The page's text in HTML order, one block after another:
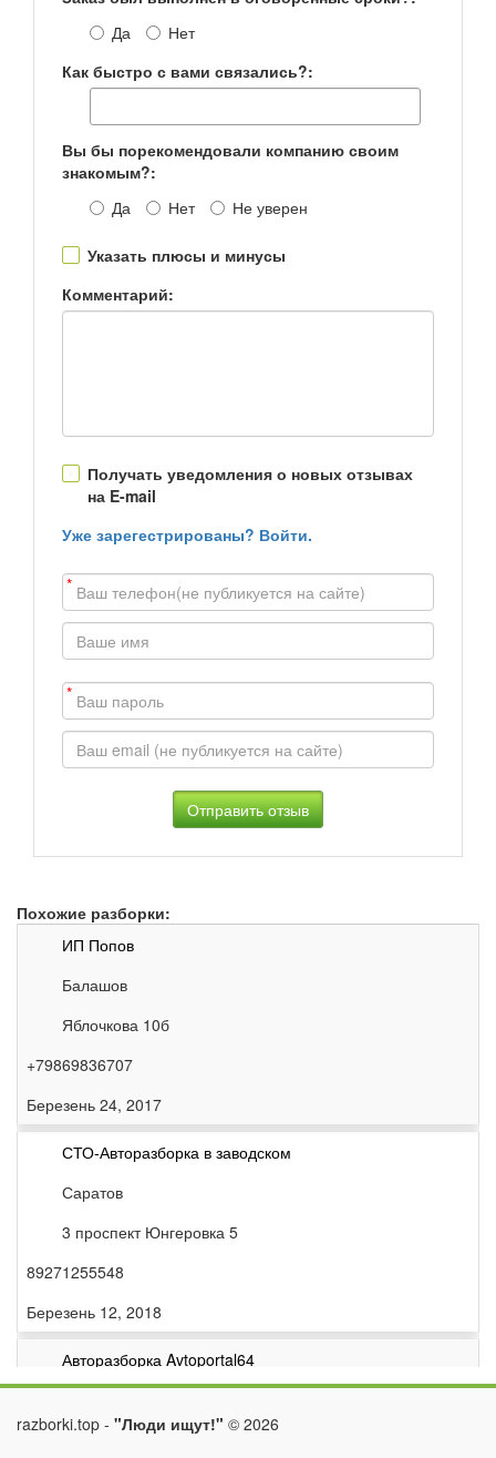
Да
Нет
Как быстро с вами связались?:
Вы бы порекомендовали компанию своим
знакомым?:
Да
Нет Не уверен
Указать плюсы и минусы
Комментарий:
Получать уведомления о новых отзывах
на E-mail
Уже зарегестрированы? Войти.
*
*
Похожие разборки:
ИП Попов
Балашов
Яблочкова 10б
+79869836707
Березень 24, 2017
СТО-Авторазборка в заводском
Саратов
3 проспект Юнгеровка 5
89271255548
Березень 12, 2018
Авторазборка Avtoportal64
улица Аэропорт,60
razborki.top - "Люди ищут!" © 2026